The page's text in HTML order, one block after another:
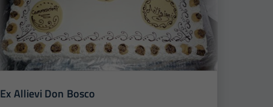
Ex Allievi Don Bosco